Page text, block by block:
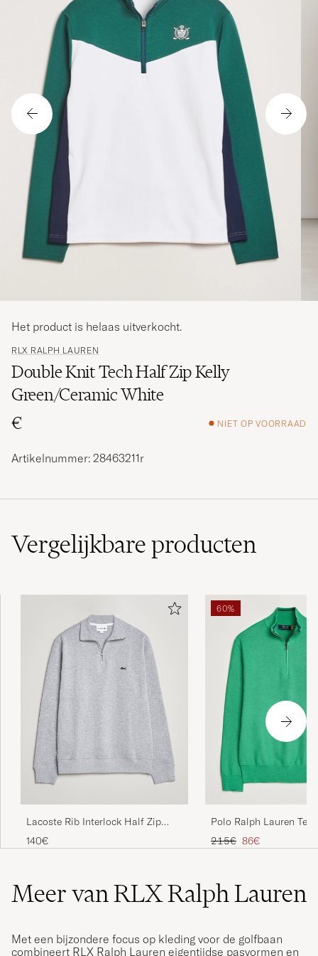
RLX RALPH LAUREN
Double Knit Tech Half Zip Kelly
Green/Ceramic White
€
NIET OP VOORRAAD
Het product is helaas uitverkocht.
Artikelnummer: 28463211r
Vergelijkbareproducten
Lacoste Rib Interlock Half Zip
Silver Chine
140€
60%
Polo Ralph Lauren
Zip Palm Green
Reguliere prijs
215€ Verlaagd prijs
86€
Meer van RLX Ralph Lauren
Met een bijzondere focus op kleding voor de golfbaan
combineert RLX Ralph Lauren eigentijdse pasvormen en